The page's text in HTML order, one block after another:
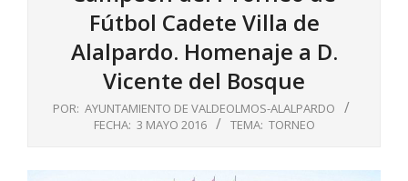
Fútbol Cadete Villa de
Alalpardo. Homenaje a D.
Vicente del Bosque
POR: AYUNTAMIENTO DE VALDEOLMOS-ALALPARDO
FECHA: 3 MAYO 2016 TEMA: TORNEO